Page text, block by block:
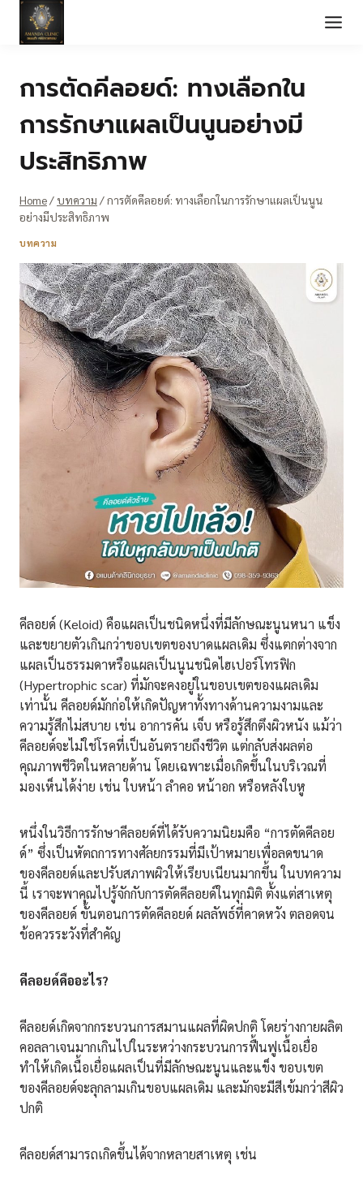
Skip
content
การตัดคีลอยด์: ทางเลือกใน
การรักษาแผลเป็นนูนอย่างมี
ประสิทธิภาพ
Home / บทความ /การตัดคีลอยด์: ทางเลือกในการรักษาแผลเป็นนูน
อย่างมีประสิทธิภาพ
บทความ
คีลอยด์ (Keloid) คือแผลเป็นชนิดหนึ่งที่มีลักษณะนูนหนา แข็ง
และขยายตัวเกินกว่าขอบเขตของบาดแผลเดิม ซึ่งแตกต่างจาก
แผลเป็นธรรมดาหรือแผลเป็นนูนชนิดไฮเปอร์โทรฟิก
(Hypertrophic scar) ที่มักจะคงอยู่ในขอบเขตของแผลเดิม
เท่านั้น คีลอยด์มักก่อให้เกิดปัญหาทั้งทางด้านความงามและ
ความรู้สึกไม่สบาย เช่น อาการคัน เจ็บ หรือรู้สึกตึงผิวหนัง แม้ว่า
คีลอยด์จะไม่ใช่โรคที่เป็นอันตรายถึงชีวิต แต่กลับส่งผลต่อ
คุณภาพชีวิตในหลายด้าน โดยเฉพาะเมื่อเกิดขึ้นในบริเวณที่
มองเห็นได้ง่าย เช่น ใบหน้า ลำคอ หน้าอก หรือหลังใบหู
หนึ่งในวิธีการรักษาคีลอยด์ที่ได้รับความนิยมคือ “การตัดคีลอย
ด์” ซึ่งเป็นหัตถการทางศัลยกรรมที่มีเป้าหมายเพื่อลดขนาด
ของคีลอยด์และปรับสภาพผิวให้เรียบเนียนมากขึ้น ในบทความ
นี้ เราจะพาคุณไปรู้จักกับการตัดคีลอยด์ในทุกมิติ ตั้งแต่สาเหตุ
ของคีลอยด์ ขั้นตอนการตัดคีลอยด์ ผลลัพธ์ที่คาดหวัง ตลอดจน
ข้อควรระวังที่สำคัญ
คีลอยด์คืออะไร?
คีลอยด์เกิดจากกระบวนการสมานแผลที่ผิดปกติ โดยร่างกายผลิต
คอลลาเจนมากเกินไปในระหว่างกระบวนการฟื้นฟูเนื้อเยื่อ
ทำให้เกิดเนื้อเยื่อแผลเป็นที่มีลักษณะนูนและแข็ง ขอบเขต
ของคีลอยด์จะลุกลามเกินขอบแผลเดิม และมักจะมีสีเข้มกว่าสีผิว
ปกติ
คีลอยด์สามารถเกิดขึ้นได้จากหลายสาเหตุ เช่น